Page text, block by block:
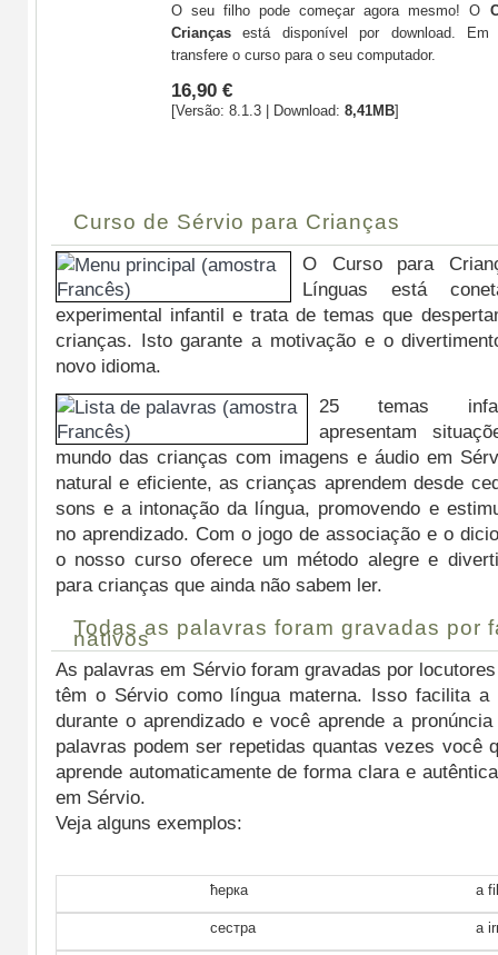
O seu filho pode começar agora mesmo! O
Criançasestá disponível por download. Em
transfere o curso para o seu computador.
16,90 €
[Versão: 8.1.3 | Download: 8,41MB]
Curso de Sérvio para Crianças
O Curso para
Línguas está
experimental infantil e trata de temas que
crianças. Isto garante a motivação e o
novo idioma.
25 temas
apresentam
mundo das crianças com imagens e áudio em
natural e eficiente, as crianças aprendem desde
sons e a intonação da língua, promovendo e
no aprendizado. Com o jogo de associação e o
o nosso curso oferece um método alegre e
para crianças que ainda não sabem ler.
Todas as palavras foram gravadas por
nativos
As palavras em Sérvio foram gravadas por
têm o Sérvio como língua materna. Isso facilita a
durante o aprendizado e você aprende a
palavras podem ser repetidas quantas vezes você
aprende automaticamente de forma clara e
em Sérvio.
Veja alguns exemplos:
ћерка a
сестра a